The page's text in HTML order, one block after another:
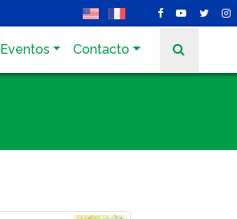
Eventos Contacto